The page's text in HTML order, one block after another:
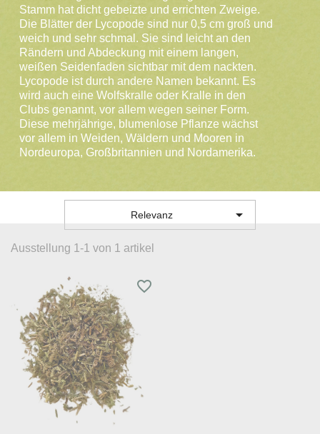
Stamm hat dicht gebeizte und errichten Zweige.
Die Blätter der Lycopode sind nur 0,5 cm groß und
weich und sehr schmal. Sie sind leicht an den
Rändern und Abdeckung mit einem langen,
weißen Seidenfaden sichtbar mit dem nackten.
Lycopode ist durch andere Namen bekannt. Es
wird auch eine Wolfskralle oder Kralle in den
Clubs genannt, vor allem wegen seiner Form.
Diese mehrjährige, blumenlose Pflanze wächst
vor allem in Weiden, Wäldern und Mooren in
Nordeuropa, Großbritannien und Nordamerika.
Relevanz 
Ausstellung 1-1 von 1 artikel
favorite_border